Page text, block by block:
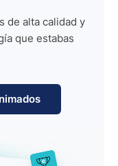
de alta calidad y
que estabas